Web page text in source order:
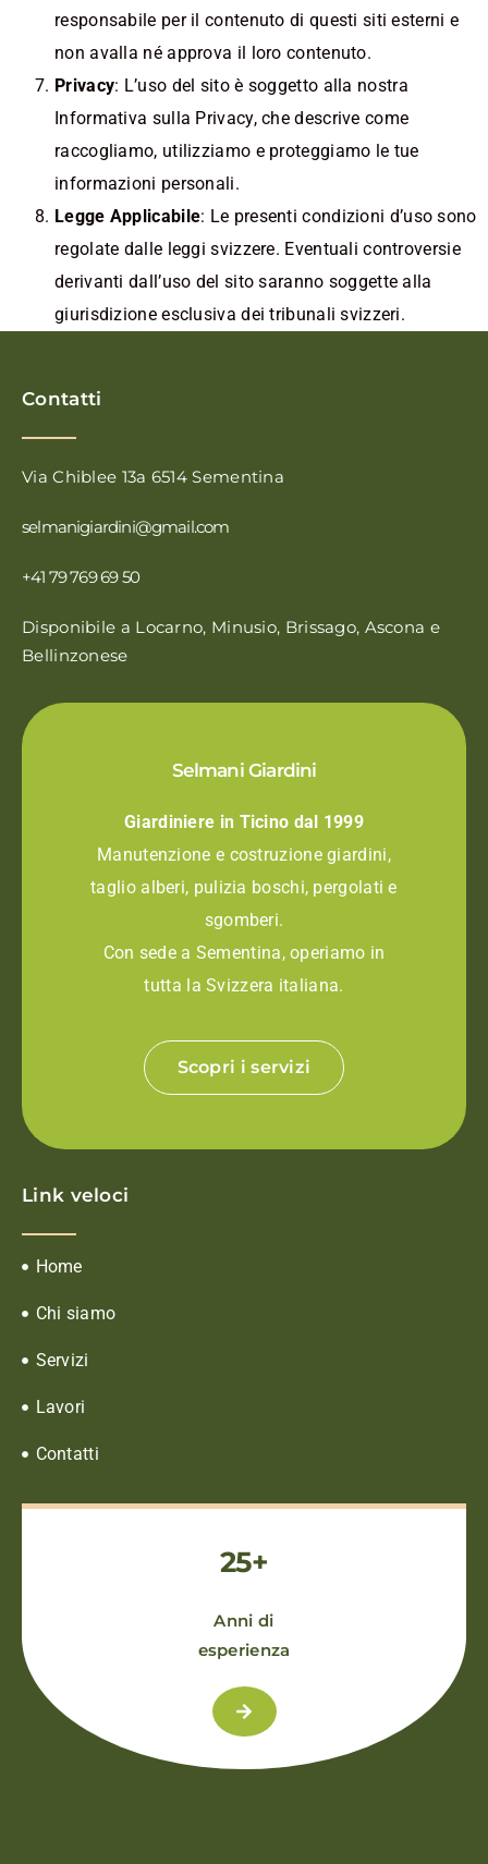
responsabile per il contenuto di questi siti esterni e
non avalla né approva il loro contenuto.
Privacy: L’uso del sito è soggetto alla nostra
Informativa sulla Privacy, che descrive come
raccogliamo, utilizziamo e proteggiamo le tue
informazioni personali.
Legge Applicabile: Le presenti condizioni d’uso sono
regolate dalle leggi svizzere. Eventuali controversie
derivanti dall’uso del sito saranno soggette alla
giurisdizione esclusiva dei tribunali svizzeri.
Contatti
Via Chiblee 13a 6514 Sementina
selmanigiardini@gmail.com
+41 79 769 69 50
Disponibile a Locarno, Minusio, Brissago, Ascona e
Bellinzonese
Selmani Giardini
Giardiniere in Ticino dal 1999
Manutenzione e costruzione giardini,
taglio alberi, pulizia boschi, pergolati e
sgomberi.
Con sede a Sementina, operiamo in
tutta la Svizzera italiana.
Scopri i servizi
Link veloci
Home
Chi siamo
Servizi
Lavori
Contatti
25+
Anni di
esperienza